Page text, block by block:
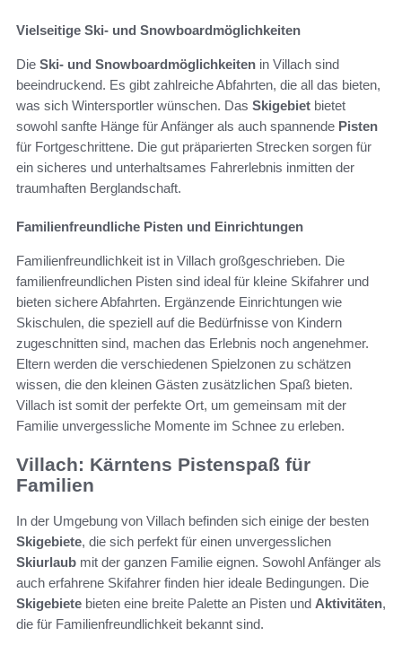
Vielseitige Ski- und Snowboardmöglichkeiten
Die Ski- und Snowboardmöglichkeiten in Villach sind
beeindruckend. Es gibt zahlreiche Abfahrten, die all das bieten,
was sich Wintersportler wünschen. Das Skigebiet bietet
sowohl sanfte Hänge für Anfänger als auch spannende Pisten
für Fortgeschrittene. Die gut präparierten Strecken sorgen für
ein sicheres und unterhaltsames Fahrerlebnis inmitten der
traumhaften Berglandschaft.
Familienfreundliche Pisten und Einrichtungen
Familienfreundlichkeit ist in Villach großgeschrieben. Die
familienfreundlichen Pisten sind ideal für kleine Skifahrer und
bieten sichere Abfahrten. Ergänzende Einrichtungen wie
Skischulen, die speziell auf die Bedürfnisse von Kindern
zugeschnitten sind, machen das Erlebnis noch angenehmer.
Eltern werden die verschiedenen Spielzonen zu schätzen
wissen, die den kleinen Gästen zusätzlichen Spaß bieten.
Villach ist somit der perfekte Ort, um gemeinsam mit der
Familie unvergessliche Momente im Schnee zu erleben.
Villach: Kärntens Pistenspaß für
Familien
In der Umgebung von Villach befinden sich einige der besten
Skigebiete, die sich perfekt für einen unvergesslichen
Skiurlaub mit der ganzen Familie eignen. Sowohl Anfänger als
auch erfahrene Skifahrer finden hier ideale Bedingungen. Die
Skigebiete bieten eine breite Palette an Pisten und Aktivitäten,
die für Familienfreundlichkeit bekannt sind.